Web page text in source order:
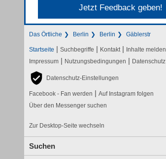
Jetzt Feedback geben!
Das Örtliche Berlin Berlin Gäblerstr
Startseite | Suchbegriffe | Kontakt | Inhalte melden
Impressum | Nutzungsbedingungen | Datenschutz
Datenschutz-Einstellungen
Facebook - Fan werden | Auf Instagram folgen
Über den Messenger suchen
Zur Desktop-Seite wechseln
Suchen